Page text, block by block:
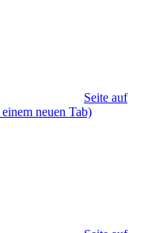
Seite auf
neuen Tab)